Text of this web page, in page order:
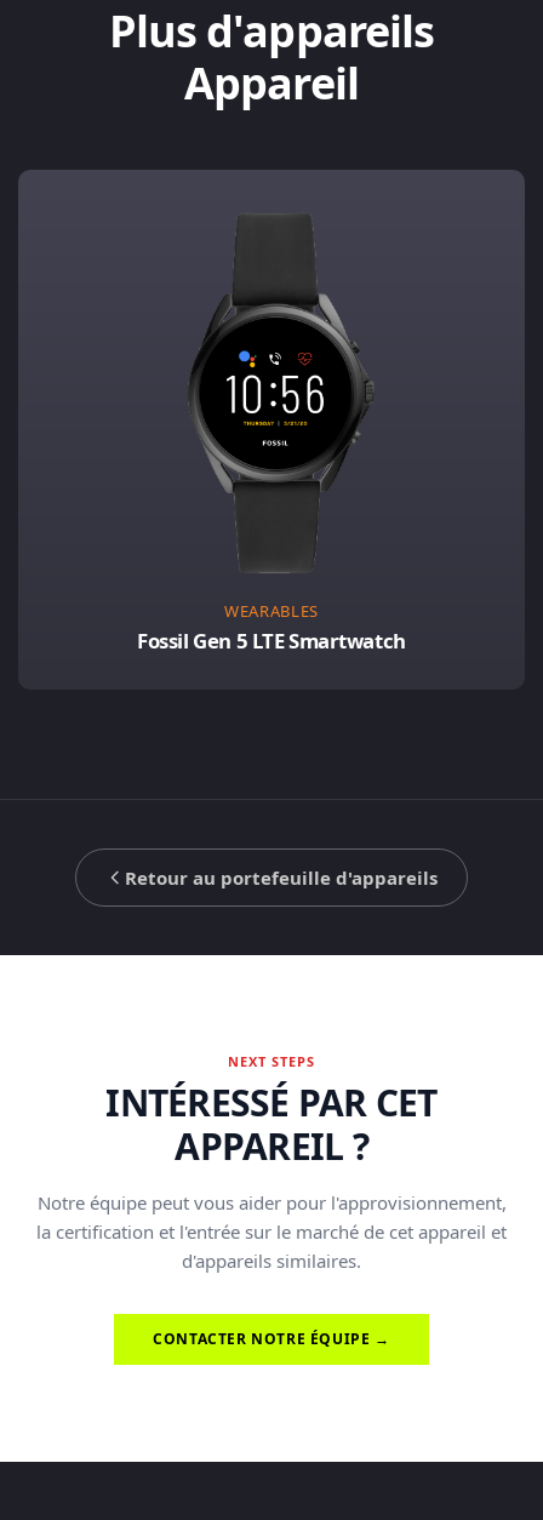
Plus d'appareils
Appareil
WEARABLES
Fossil Gen 5 LTE Smartwatch
Retour au portefeuille d'appareils
NEXT STEPS
INTÉRESSÉ PAR CET
APPAREIL ?
Notre équipe peut vous aider pour l'approvisionnement,
la certification et l'entrée sur le marché de cet appareil et
d'appareils similaires.
CONTACTER NOTRE ÉQUIPE →